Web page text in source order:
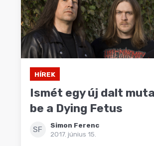
HÍREK
Ismét egy új dalt
be a Dying Fetus
SF
Simon Ferenc
2017. június 15.